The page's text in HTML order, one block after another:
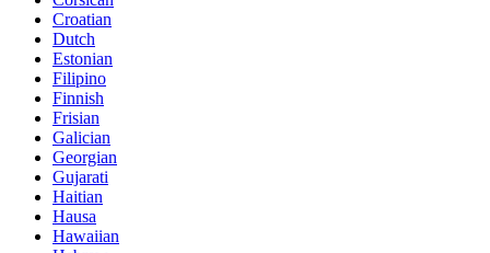
Croatian
Dutch
Estonian
Filipino
Finnish
Frisian
Galician
Georgian
Gujarati
Haitian
Hausa
Hawaiian